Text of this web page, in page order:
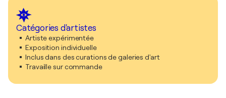
Catégories d'artistes
Artiste expérimentée
Exposition individuelle
Inclus dans des curations de galeries d'art
Travaille sur commande